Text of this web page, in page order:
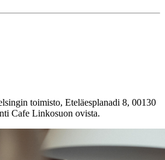
toimisto, Eteläesplanadi 8, 00130
Cafe Linkosuon ovista.